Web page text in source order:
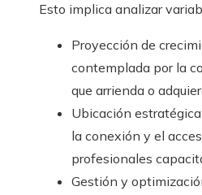
Esto implica analizar
Proyección de
contemplada por la
que arrienda o
Ubicación
la conexión y el
profesionales
Gestión y